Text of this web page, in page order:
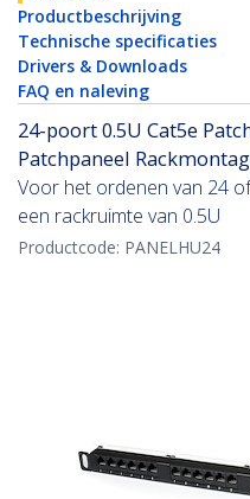
Productbeschrijving
Technische specificaties
Drivers & Downloads
FAQ en naleving
24-poort 0.5U Cat5e
Patchpaneel
Voor het ordenen van 24
een rackruimte van 0.5U
Productcode: PANELHU24